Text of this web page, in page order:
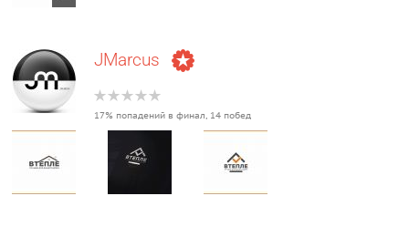
JMarcus
17% попадений в финал, 14 побед